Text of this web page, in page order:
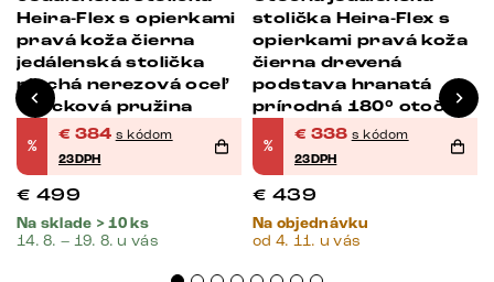
Heira-Flex s opierkami
pravá koža čierna
jedálenská stolička
plochá nerezová oceľ
vrecková pružina
%
€ 384 s kódom
23DPH
€ 499
Na sklade > 10 ks
14. 8. – 19. 8. u vás
stolička Heira-Flex s
opierkami pravá koža
čierna drevená
podstava hranatá
prírodná 180° otočná
vrecková pružina
%
€ 338 s kódom
23DPH
€ 439
Na objednávku
od 4. 11. u vás